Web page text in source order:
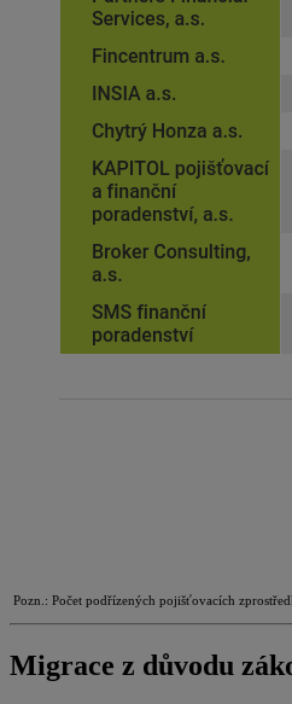
Pozn.: Počet podřízených pojišťovacích
Migrace z důvodu